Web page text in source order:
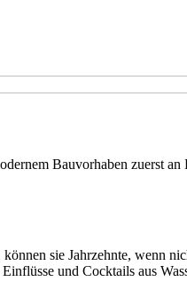
Bauvorhaben zuerst
sie Jahrzehnte, wenn
und Cocktails aus